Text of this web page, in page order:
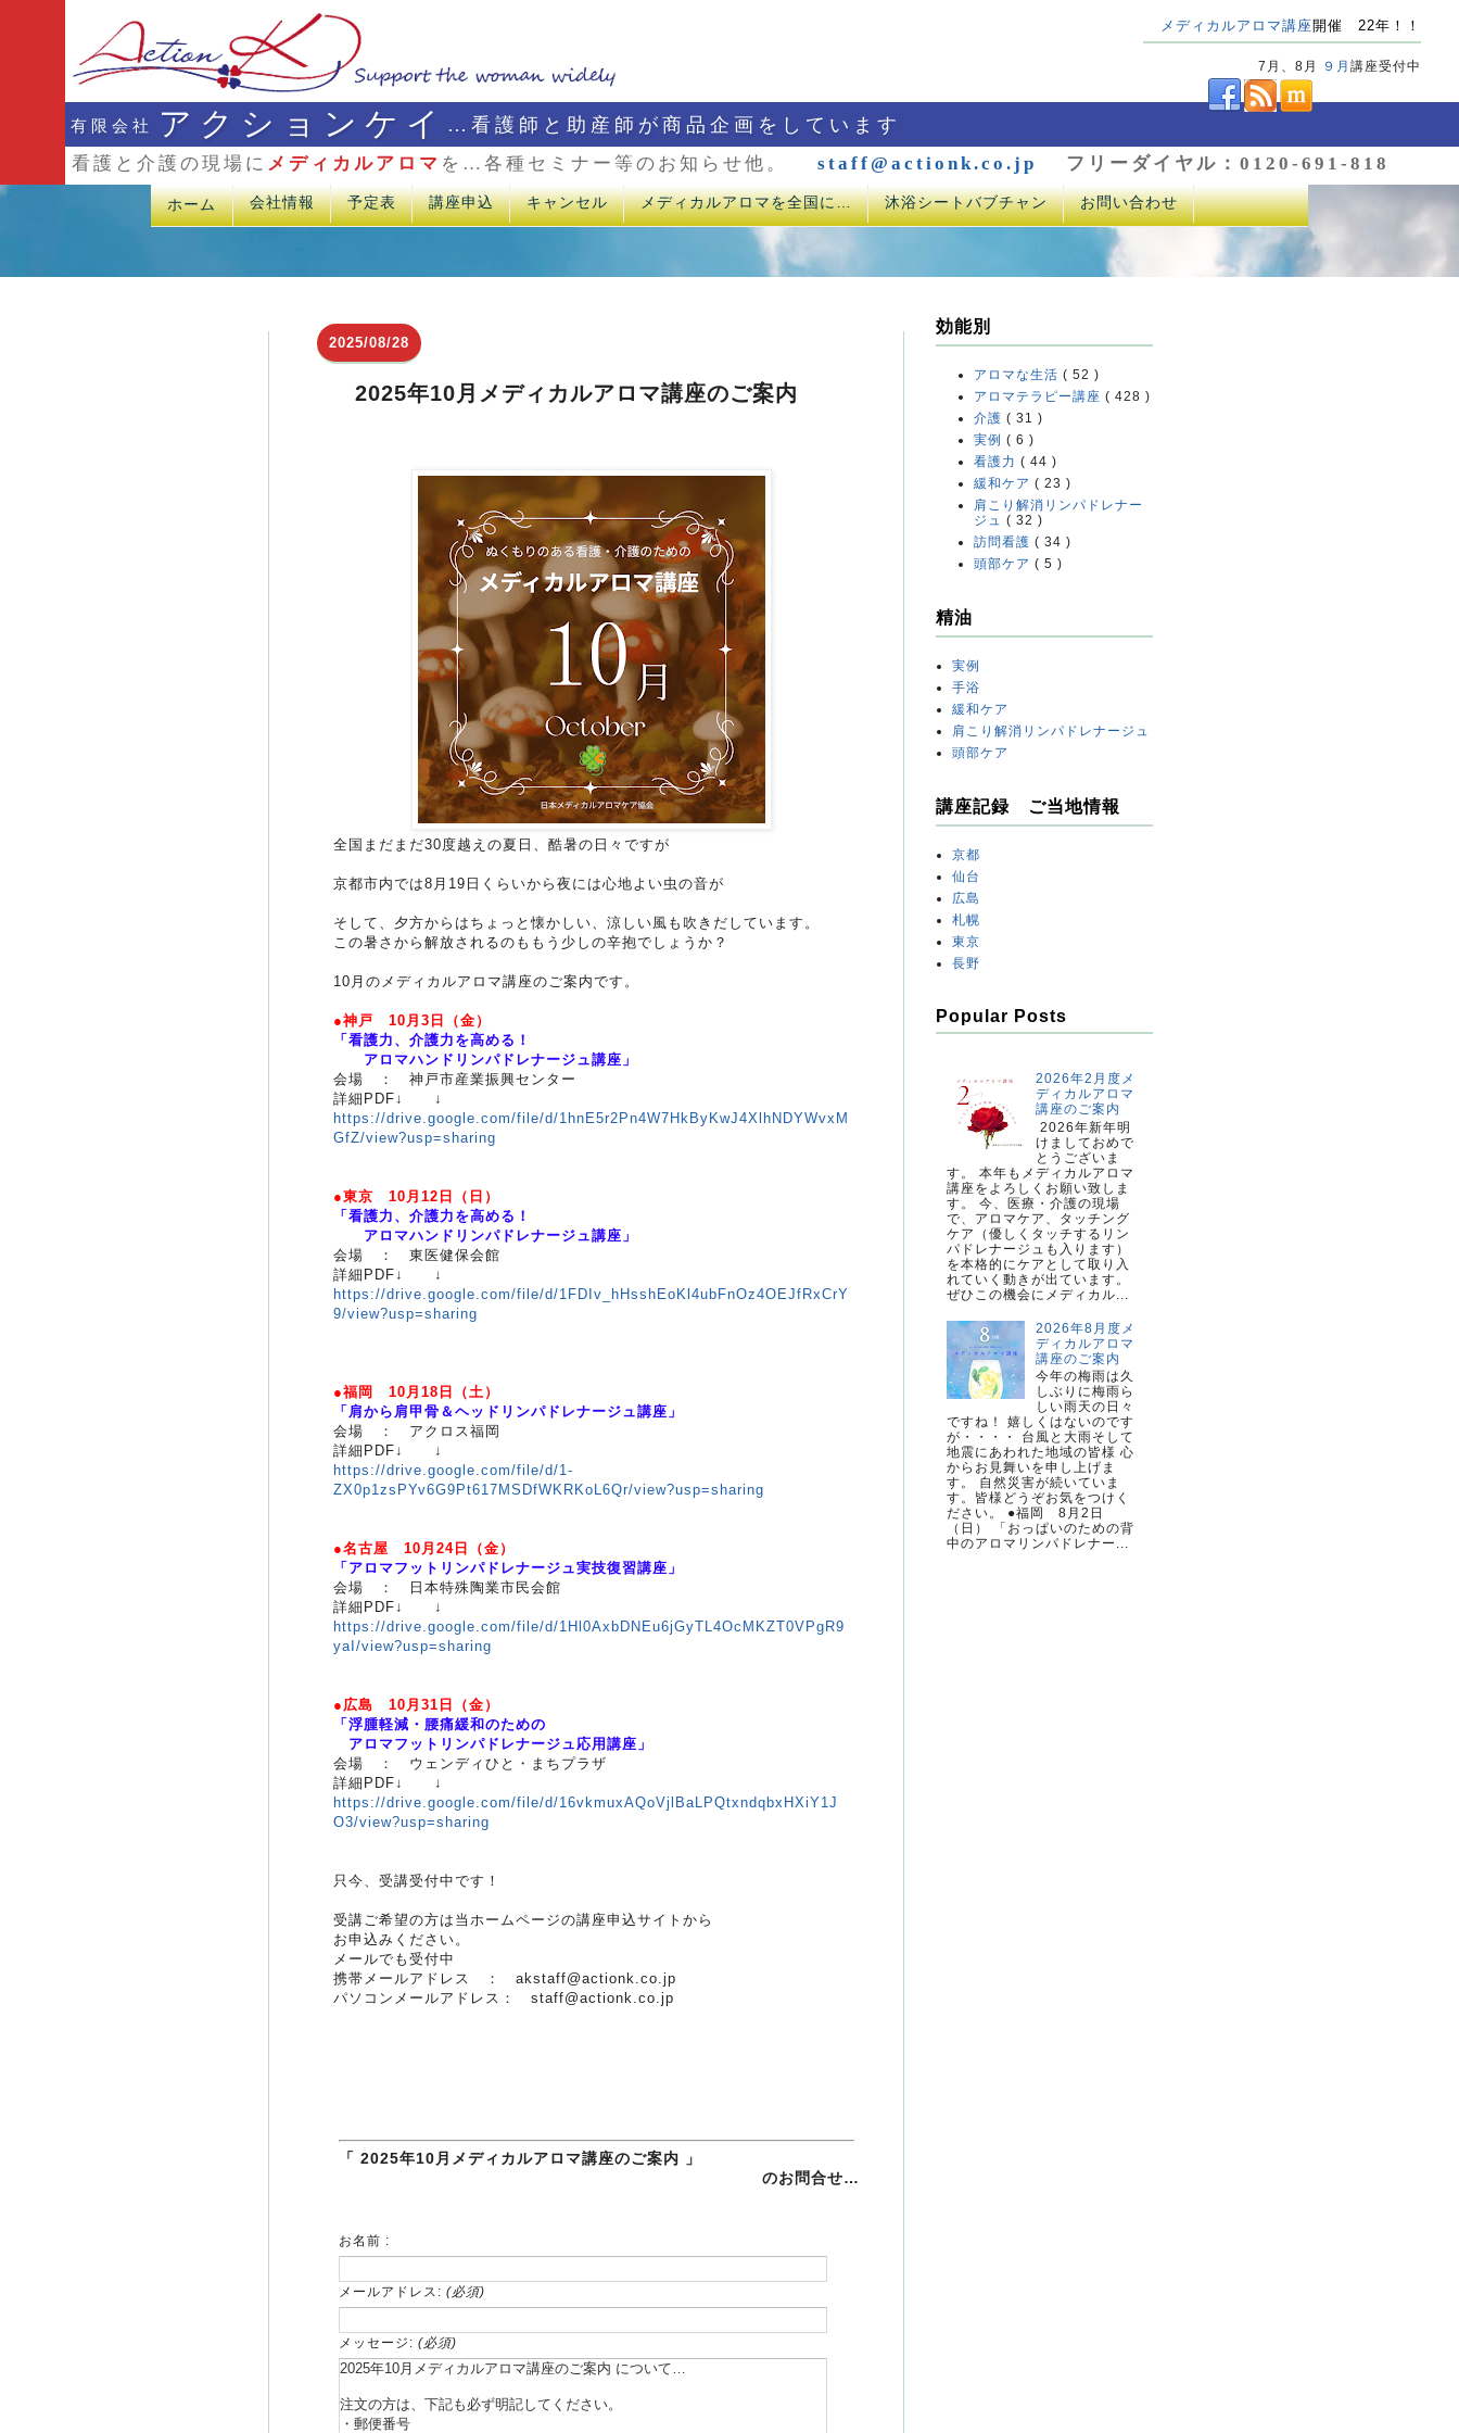
メディカルアロマ講座開催 22年！！
7月、8月 ９月 講座受付中
有限会社 アクションケイ …看護師と助産師が商品企画をしています
看護と介護の現場に メディカルアロマ を…各種セミナー等のお知らせ他。 staff@actionk.co.jp フリーダイヤル：0120-691-818
ホーム 会社情報 予定表 講座申込 キャンセル メディカルアロマを全国に… 沐浴シートバブチャン お問い合わせ
2025/08/28
2025年10月メディカルアロマ講座のご案内
全国まだまだ30度越えの夏日、酷暑の日々ですが
京都市内では8月19日くらいから夜には心地よい虫の音が
そして、夕方からはちょっと懐かしい、涼しい風も吹きだしています。
この暑さから解放されるのももう少しの辛抱でしょうか？
10月のメディカルアロマ講座のご案内です。
●神戸 10月3日（金）
「看護力、介護力を高める！
アロマハンドリンパドレナージュ講座」
会場 ： 神戸市産業振興センター
詳細PDF↓ ↓
https://drive.google.com/file/d/1hnE5r2Pn4W7HkByKwJ4XlhNDYWvxM
GfZ/view?usp=sharing
●東京 10月12日（日）
「看護力、介護力を高める！
アロマハンドリンパドレナージュ講座」
会場 ： 東医健保会館
詳細PDF↓ ↓
https://drive.google.com/file/d/1FDIv_hHsshEoKl4ubFnOz4OEJfRxCrY
9/view?usp=sharing
●福岡 10月18日（土）
「肩から肩甲骨＆ヘッドリンパドレナージュ講座」
会場 ： アクロス福岡
詳細PDF↓ ↓
https://drive.google.com/file/d/1-
ZX0p1zsPYv6G9Pt617MSDfWKRKoL6Qr/view?usp=sharing
●名古屋 10月24日（金）
「アロマフットリンパドレナージュ実技復習講座」
会場 ： 日本特殊陶業市民会館
詳細PDF↓ ↓
https://drive.google.com/file/d/1Hl0AxbDNEu6jGyTL4OcMKZT0VPgR9
yaI/view?usp=sharing
●広島 10月31日（金）
「浮腫軽減・腰痛緩和のための
アロマフットリンパドレナージュ応用講座」
会場 ： ウェンディひと・まちプラザ
詳細PDF↓ ↓
https://drive.google.com/file/d/16vkmuxAQoVjlBaLPQtxndqbxHXiY1J
O3/view?usp=sharing
只今、受講受付中です！
受講ご希望の方は当ホームページの講座申込サイトから
お申込みください。
メールでも受付中
携帯メールアドレス ： akstaff@actionk.co.jp
パソコンメールアドレス： staff@actionk.co.jp
「 2025年10月メディカルアロマ講座のご案内 」
のお問合せ…
お名前 :
メールアドレス: (必須)
メッセージ: (必須)
効能別
アロマな生活 ( 52 )
アロマテラピー講座 ( 428 )
介護 ( 31 )
実例 ( 6 )
看護力 ( 44 )
緩和ケア ( 23 )
肩こり解消リンパドレナー
ジュ ( 32 )
訪問看護 ( 34 )
頭部ケア ( 5 )
精油
実例
手浴
緩和ケア
肩こり解消リンパドレナージュ
頭部ケア
講座記録 ご当地情報
京都
仙台
広島
札幌
東京
長野
Popular Posts
2026年2月度メ
ディカルアロマ
講座のご案内
2026年新年明
けましておめで
とうございま
す。 本年もメディカルアロマ
講座をよろしくお願い致しま
す。 今、医療・介護の現場
で、アロマケア、タッチング
ケア（優しくタッチするリン
パドレナージュも入ります）
を本格的にケアとして取り入
れていく動きが出ています。
ぜひこの機会にメディカル...
2026年8月度メ
ディカルアロマ
講座のご案内
今年の梅雨は久
しぶりに梅雨ら
しい雨天の日々
ですね！ 嬉しくはないのです
が・・・・ 台風と大雨そして
地震にあわれた地域の皆様 心
からお見舞いを申し上げま
す。 自然災害が続いていま
す。皆様どうぞお気をつけく
ださい。 ●福岡 8月2日
（日） 「おっぱいのための背
中のアロマリンパドレナー...